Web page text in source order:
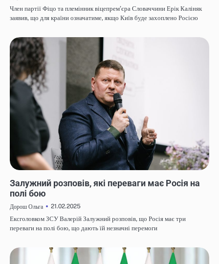
Член партії Фіцо та племінник віцепрем’єра Словаччини Ерік Каліняк
заявив, що для країни означатиме, якщо Київ буде захоплено Росією
Залужний розповів, які переваги має Росія на
полі бою
Дорош Ольга
21.02.2025
Ексголовком ЗСУ Валерій Залужний розповів, що Росія має три
переваги на полі бою, що дають їй незначні перемоги